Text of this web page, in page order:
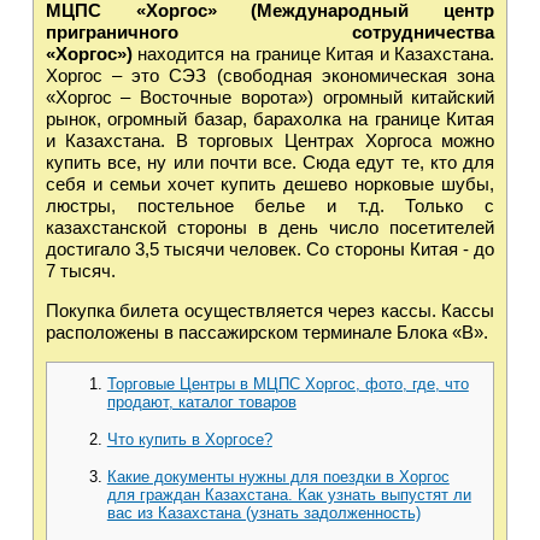
МЦПС «Хоргос» (Международный центр
приграничного сотрудничества
«Хоргос») находится на границе Китая и Казахстана.
Хоргос – это СЭЗ (свободная экономическая зона
«Хоргос – Восточные ворота») огромный китайский
рынок, огромный базар, барахолка на границе Китая
и Казахстана. В торговых Центрах Хоргоса можно
купить все, ну или почти все. Сюда едут те, кто для
себя и семьи хочет купить дешево норковые шубы,
люстры, постельное белье и т.д. Только с
казахстанской стороны в день число посетителей
достигало 3,5 тысячи человек. Со стороны Китая - до
7 тысяч.
Покупка билета осуществляется через кассы. Кассы
расположены в пассажирском терминале Блока «В».
Торговые Центры в МЦПС Хоргос, фото, где, что
продают, каталог товаров
Что купить в Хоргосе?
Какие документы нужны для поездки в Хоргос
для граждан Казахстана. Как узнать выпустят ли
вас из Казахстана (узнать задолженность)